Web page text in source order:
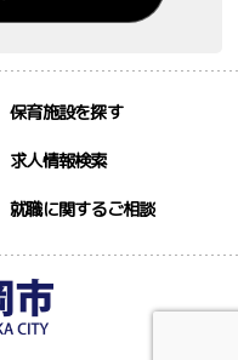
保育施設を探す
求人情報検索
就職に関するご相談